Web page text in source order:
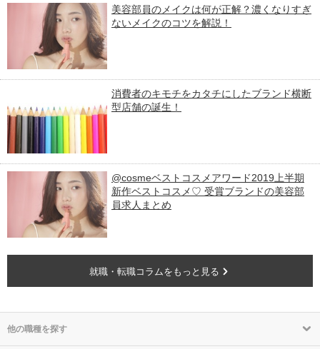
美容部員のメイクは何が正解？濃くなりすぎ
ないメイクのコツを解説！
消費者のキモチをカタチにしたブランド横断
型店舗の誕生！
@cosmeベストコスメアワード2019上半期
新作ベストコスメ♡ 受賞ブランドの美容部
員求人まとめ
就職・転職コラムをもっと見る
他の職種を探す